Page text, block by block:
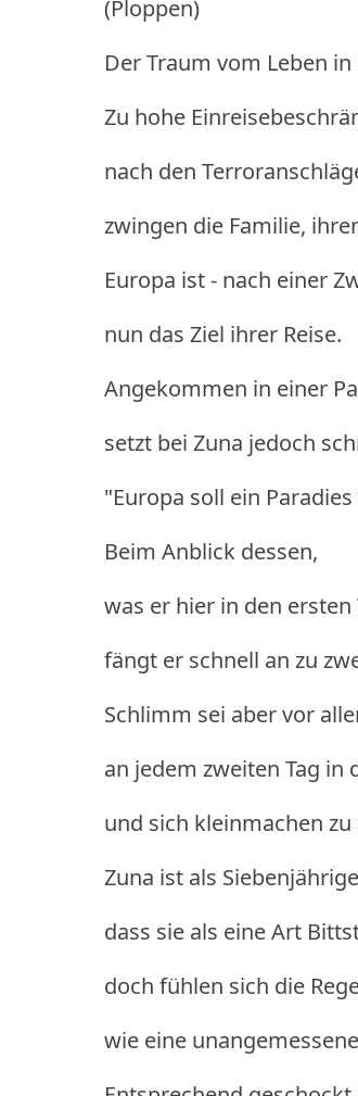
(Ploppen)
Der Traum vom Leben
Zu hohe
nach den
zwingen die Familie,
Europa ist - nach einer
nun das Ziel ihrer Reise.
Angekommen in einer
setzt bei Zuna jedoch
"Europa soll ein
Beim Anblick dessen,
was er hier in den
fängt er schnell an zu
Schlimm sei aber vor
an jedem zweiten Tag
und sich kleinmachen zu
Zuna ist als
dass sie als eine Art
doch fühlen sich die
wie eine